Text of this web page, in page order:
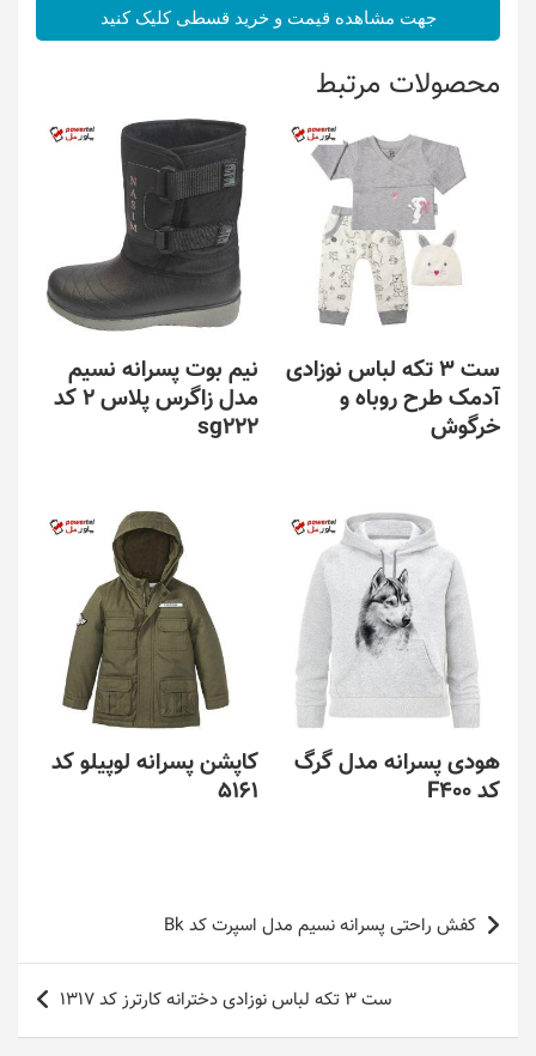
جهت مشاهده قیمت و خرید قسطی کلیک کنید
محصولات مرتبط
ست 3 تکه لباس نوزادی
آدمک طرح روباه و
خرگوش
نیم بوت پسرانه نسیم
مدل زاگرس پلاس 2 کد
sg222
هودی پسرانه مدل گرگ
کد F400
کاپشن پسرانه لوپیلو کد
5161
راهبری
نوشته
کفش راحتی پسرانه نسیم مدل اسپرت کد Bk
ست 3 تکه لباس نوزادی دخترانه کارترز کد 1317